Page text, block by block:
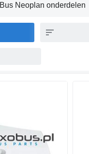
Bus Neoplan onderdelen